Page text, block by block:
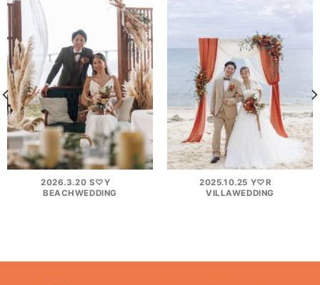
2026.3.20 S♡Y
BEACHWEDDING
2025.10.25 Y♡R
VILLAWEDDING